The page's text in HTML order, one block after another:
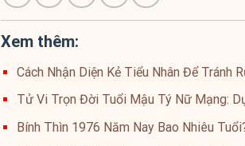
Xem thêm:
Cách Nhận Diện Kẻ Tiểu Nhân Để Tránh
Tử Vi Trọn Đời Tuổi Mậu Tý Nữ Mạng:
Bính Thìn 1976 Năm Nay Bao Nhiêu